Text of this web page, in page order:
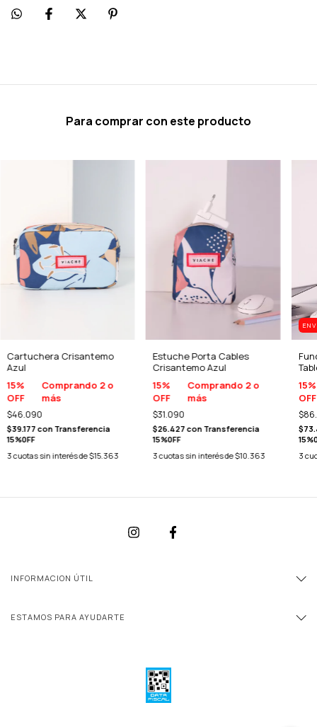
Para comprar con este producto
Cartuchera Crisantemo
Azul
15%
OFF
Comprando 2 o
más
$46.090
$39.177 con Transferencia
15%0FF
3cuotas sin interés de$15.363
Estuche Porta Cables
Crisantemo Azul
15%
OFF
Comprando 2 o
más
$31.090
$26.427 con Transferencia
15%0FF
3cuotas sin interés de$10.363
15%
OFF
3
INFORMACION ÚTIL
ESTAMOS PARA AYUDARTE